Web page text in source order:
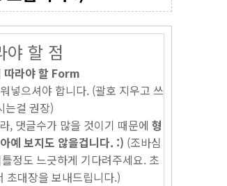
야 할 점
따라야 할 Form
넣으셔야 합니다. (괄호 지우고 쓰
는걸 권장)
, 댓글수가 많을 것이기 때문에 형
예 보지도 않을겁니다. :) (조바심
정도 느긋하게 기다려주세요. 초
초대장을 보내드립니다.)